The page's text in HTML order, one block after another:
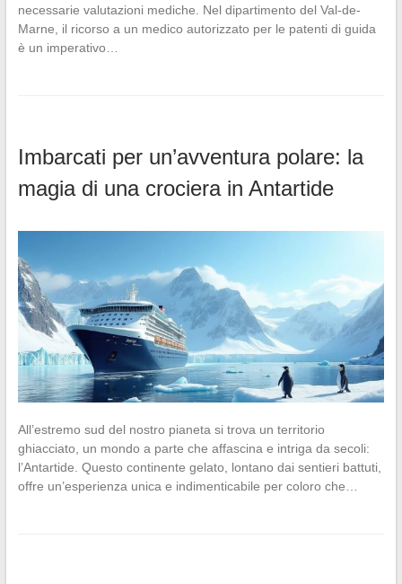
necessarie valutazioni mediche. Nel dipartimento del Val-de-
Marne, il ricorso a un medico autorizzato per le patenti di guida
è un imperativo…
Imbarcati per un’avventura polare: la
magia di una crociera in Antartide
All’estremo sud del nostro pianeta si trova un territorio
ghiacciato, un mondo a parte che affascina e intriga da secoli:
l’Antartide. Questo continente gelato, lontano dai sentieri battuti,
offre un’esperienza unica e indimenticabile per coloro che…